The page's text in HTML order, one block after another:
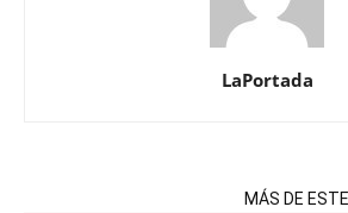
LaPortada
MÁS DE